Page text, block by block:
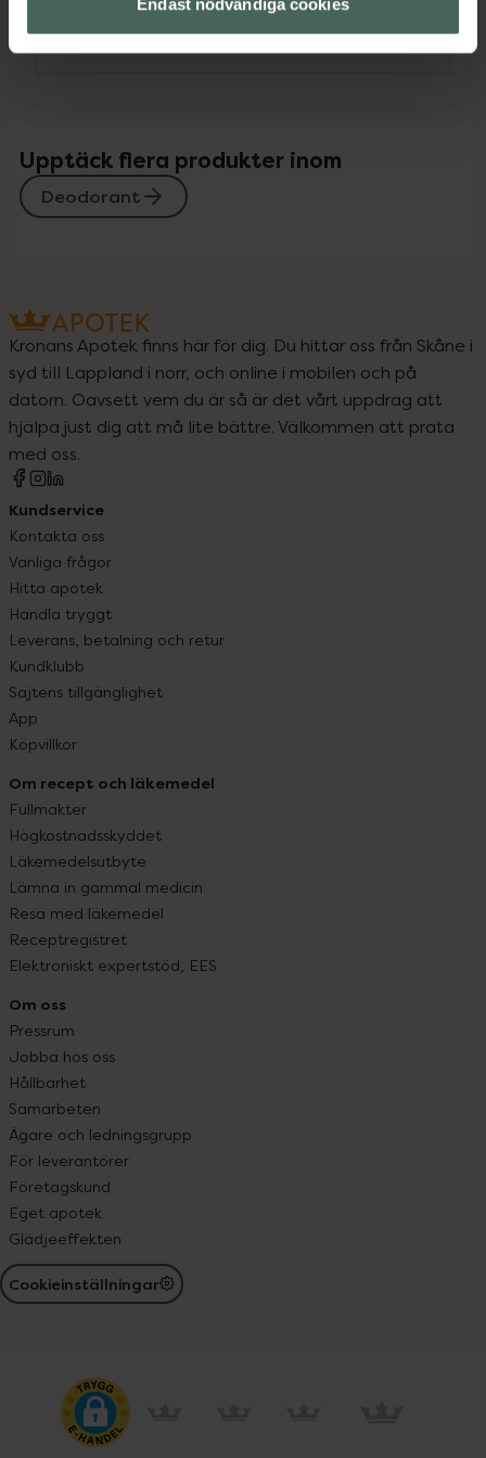
Endast nödvändiga cookies
Instruktioner Visa
Upptäck flera produkter inom
Deodorant
Kronans Apotek finns här för dig. Du hittar oss från Skåne i
syd till Lappland i norr, och online i mobilen och på
datorn. Oavsett vem du är så är det vårt uppdrag att
hjälpa just dig att må lite bättre. Välkommen att prata
med oss.
Kundservice
Kontakta oss
Vanliga frågor
Hitta apotek
Handla tryggt
Leverans, betalning och retur
Kundklubb
Sajtens tillgänglighet
App
Köpvillkor
Om recept och läkemedel
Fullmakter
Högkostnadsskyddet
Läkemedelsutbyte
Lämna in gammal medicin
Resa med läkemedel
Receptregistret
Elektroniskt expertstöd, EES
Om oss
Pressrum
Jobba hos oss
Hållbarhet
Samarbeten
Ägare och ledningsgrupp
För leverantörer
Företagskund
Eget apotek
Glädjeeffekten
Cookieinställningar